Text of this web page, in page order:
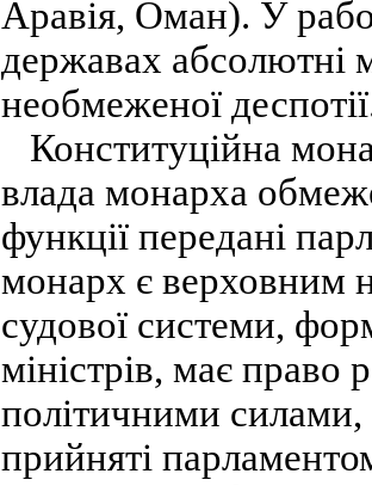
Аравія, Оман). У
державах абсолютні
необмеженої
Конституційна
влада монарха
функції передані
монарх є верховним
судової системи,
міністрів, має право
політичними силами,
прийняті